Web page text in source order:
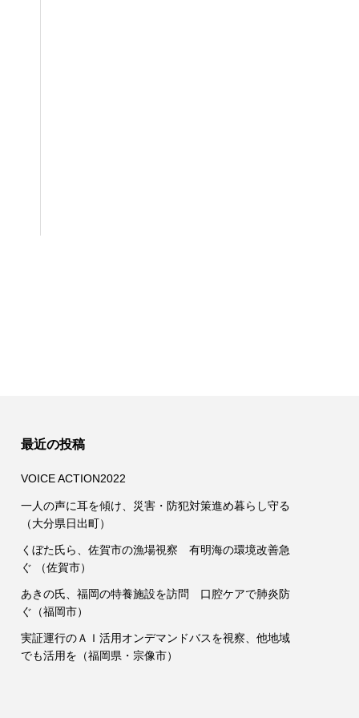
最近の投稿
VOICE ACTION2022
一人の声に耳を傾け、災害・防犯対策進め暮らし守る
（大分県日出町）
くぼた氏ら、佐賀市の漁場視察 有明海の環境改善急
ぐ （佐賀市）
あきの氏、福岡の特養施設を訪問 口腔ケアで肺炎防
ぐ（福岡市）
実証運行のＡＩ活用オンデマンドバスを視察、他地域
でも活用を（福岡県・宗像市）